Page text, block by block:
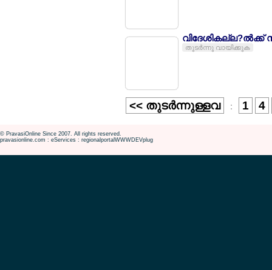
തുടര്‍ന്നു വായിക്കുക
<< തുടര്‍ന്നുള്ളവ : 1 4
© PravasiOnline Since 2007. All rights reserved.
pravasionline.com : eServices : regionalportalWWWDEVplug